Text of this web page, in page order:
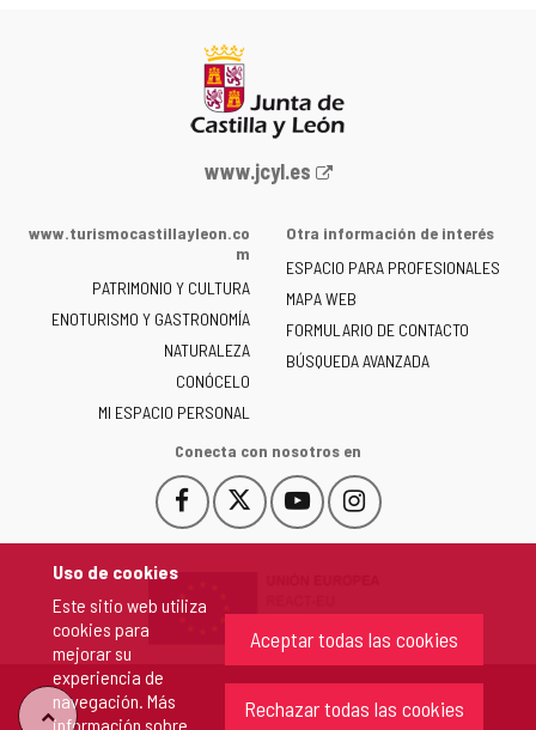
Uso de cookies
Este sitio web utiliza
cookies para
mejorar su
experiencia de
navegación. Más
información sobre
Aceptar todas las cookies
Rechazar todas las cookies
Portal
la
de
Castilla
y
León
-
www.jcyl.es
www.turismocastillayleon.co
m
PATRIMONIO Y CULTURA
ENOTURISMO Y GASTRONOMÍA
NATURALEZA
CONÓCELO
MI ESPACIO PERSONAL
Otra información de interés
ESPACIO PARA PROFESIONALES
MAPA WEB
FORMULARIO DE CONTACTO
BÚSQUEDA AVANZADA
Conecta con nosotros en
Facebook
Este
enlace
en
nueva.
Este
enlace
una
ventana
nueva.
YouTube
Este
enlace
una
ventana
nueva.
Instagram
Este
enlace
una
ventana
nueva.
"Volver